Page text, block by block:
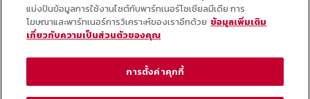
© 2025 COLLEGE OF INNOVATION, THAMMASAT UNIVERSITY ALL RIGHTS
RESERVED
แบ่งปันข้อมูลการใช้งานไซต์กับพาร์ทเนอร์โซเชียลมีเดีย การ
โฆษณาและพาร์ทเนอร์การวิเคราะห์ของเราอีกด้วย ข้อมูลเพิ่มเติม
เกี่ยวกับความเป็นส่วนตัวของคุณ
การตั้งค่าคุกกี้